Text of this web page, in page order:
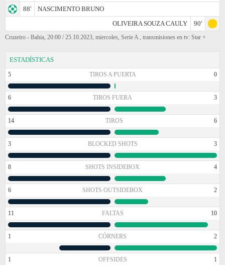
88'
NASCIMENTO BRUNO
OLIVEIRA SOUZA CAULY
90'
Cruzeiro - Bahia, 20:00 / 25.10.2023, miercoles, Serie A , transmisiones en tv: Star +
ESTADÍSTICAS
5 TIROS A PUERTA 0
6 TIROS FUERA 3
14 TIROS 6
3 BLOCKED SHOTS 3
8 SHOTS INSIDEBOX 4
6 SHOTS OUTSIDEBOX 2
11 FALTAS 10
1 CÓRNERS 2
1 OFFSIDES 1